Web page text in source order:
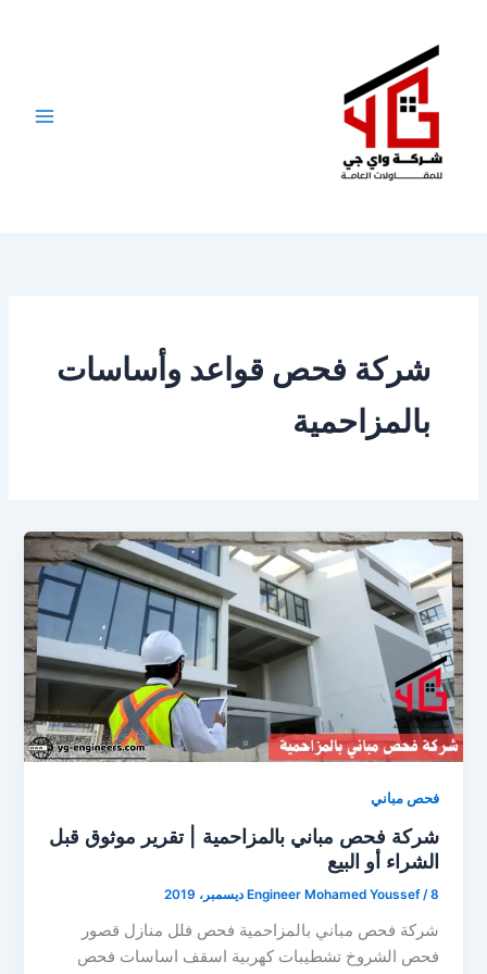
المحتوى
شركة فحص قواعد وأساسات
بالمزاحمية
فحص مباني
شركة فحص مباني بالمزاحمية | تقرير موثوق قبل
الشراء أو البيع
Engineer Mohamed Youssef/8 ديسمبر، 2019
شركة فحص مباني بالمزاحمية فحص فلل منازل قصور
فحص الشروخ تشطيبات كهربية اسقف اساسات فحص